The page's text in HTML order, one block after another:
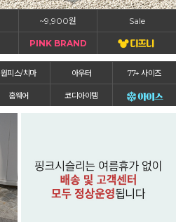
~9,900원 Sale
PINK BRAND
원피스/치마 아우터 77+ 사이즈
홈웨어 코디아이템